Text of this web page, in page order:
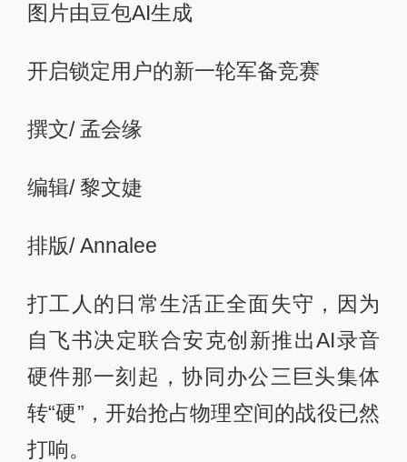
图片由豆包AI生成
开启锁定用户的新一轮军备竞赛
撰文/ 孟会缘
编辑/ 黎文婕
排版/ Annalee
打工人的日常生活正全面失守，因为
自飞书决定联合安克创新推出AI录音
硬件那一刻起，协同办公三巨头集体
转“硬”，开始抢占物理空间的战役已然
打响。